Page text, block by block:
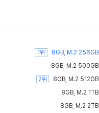
1위
8GB, M.2 256GB
8GB, M.2 500GB
2위
8GB, M.2 512GB
8GB, M.2 1TB
8GB, M.2 2TB